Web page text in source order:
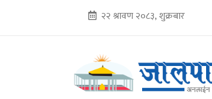
२२ श्रावण २०८३, शुक्रबार